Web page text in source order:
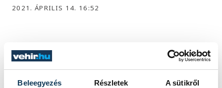
Beleegyezés Részletek A sütikről
2021. ÁPRILIS 14. 16:52